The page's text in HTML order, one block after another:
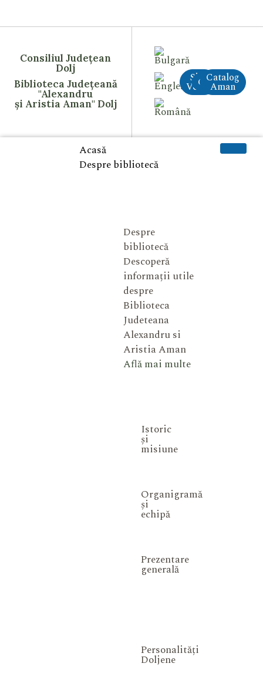
Consiliul Județean
Dolj
Biblioteca Județeană
"Alexandru
și Aristia Aman" Dolj
Site
VechiCreAI
Catalog
Aman
Acasă
Despre bibliotecă
Despre
bibliotecă
Descoperă
informații utile
despre
Biblioteca
Judeteana
Alexandru si
Aristia Aman
Află mai multe
Istoric
și
misiune
Organigramă
și
echipă
Prezentare
generală
Personalități
Doljene